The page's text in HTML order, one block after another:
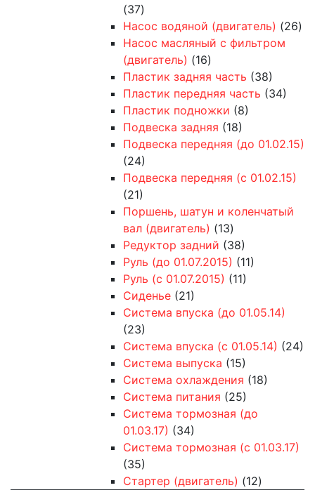
(37)
Насос водяной (двигатель) (26)
Насос масляный с фильтром
(двигатель) (16)
Пластик задняя часть (38)
Пластик передняя часть (34)
Пластик подножки (8)
Подвеска задняя (18)
Подвеска передняя (до 01.02.15)
(24)
Подвеска передняя (с 01.02.15)
(21)
Поршень, шатун и коленчатый
вал (двигатель) (13)
Редуктор задний (38)
Руль (до 01.07.2015) (11)
Руль (с 01.07.2015) (11)
Сиденье (21)
Система впуска (до 01.05.14)
(23)
Система впуска (с 01.05.14) (24)
Система выпуска (15)
Система охлаждения (18)
Система питания (25)
Система тормозная (до
01.03.17) (34)
Система тормозная (с 01.03.17)
(35)
Стартер (двигатель) (12)